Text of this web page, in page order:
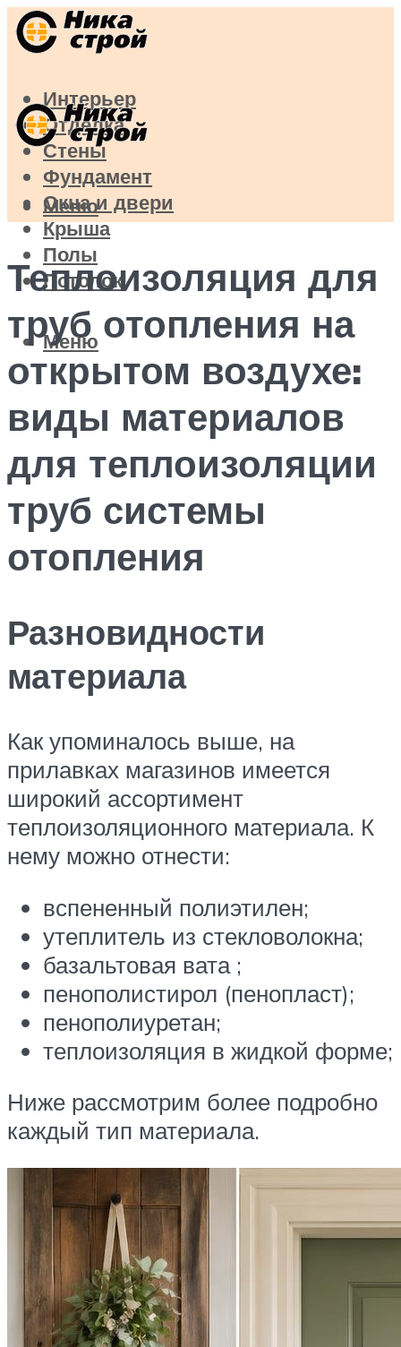
Интерьер
Отделка
Стены
Фундамент
Окна и двери
Крыша
Полы
Потолок
Меню
Меню
Теплоизоляция для
труб отопления на
открытом воздухе:
виды материалов
для теплоизоляции
труб системы
отопления
Разновидности
материала
Как упоминалось выше, на
прилавках магазинов имеется
широкий ассортимент
теплоизоляционного материала. К
нему можно отнести:
вспененный полиэтилен;
утеплитель из стекловолокна;
базальтовая вата ;
пенополистирол (пенопласт);
пенополиуретан;
теплоизоляция в жидкой форме;
Ниже рассмотрим более подробно
каждый тип материала.